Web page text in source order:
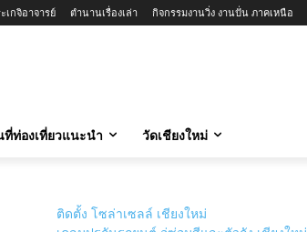
เกจิอาจารย์ ตำนานเรื่องเล่า กิจกรรมงานวิ่ง งานปั่น ภาคเหนือ
ที่ท่องเที่ยวแนะนำ วัดเชียงใหม่
ติดตั้ง โซล่าเซลล์ เชียงใหม่